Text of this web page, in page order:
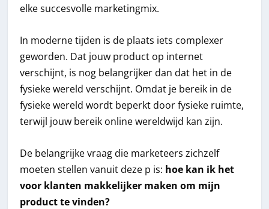
elke succesvolle marketingmix.
In moderne tijden is de plaats iets complexer
geworden. Dat jouw product op internet
verschijnt, is nog belangrijker dan dat het in de
fysieke wereld verschijnt. Omdat je bereik in de
fysieke wereld wordt beperkt door fysieke ruimte,
terwijl jouw bereik online wereldwijd kan zijn.
De belangrijke vraag die marketeers zichzelf
moeten stellen vanuit deze p is: hoe kan ik het
voor klanten makkelijker maken om mijn
product te vinden?